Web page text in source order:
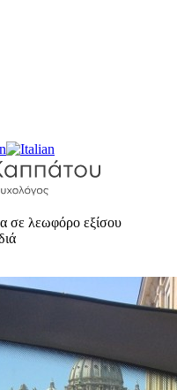
–
σε λεωφόρο εξίσου